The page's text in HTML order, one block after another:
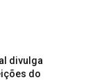
divulga
do